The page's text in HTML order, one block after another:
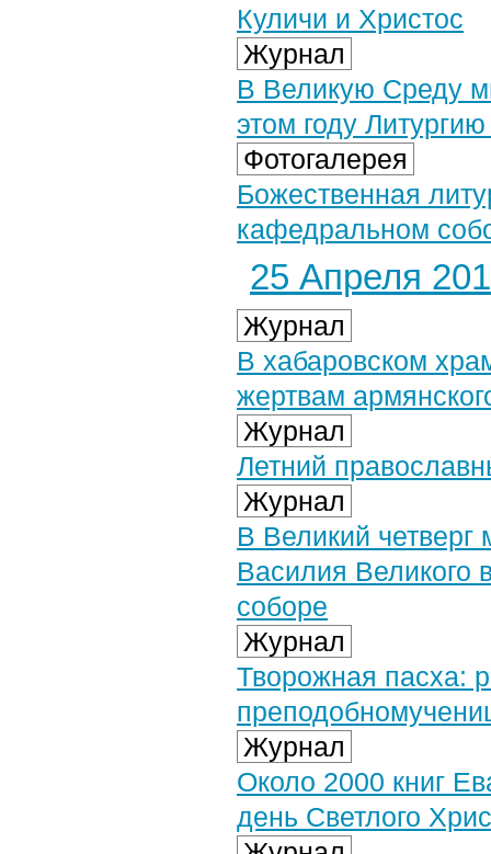
Куличи и Христос
Журнал
В Великую Среду
этом году
Фотогалерея
Божественная
кафедральном
25 Апреля
Журнал
В хабаровском
жертвам
Журнал
Летний
Журнал
В Великий
Василия
соборе
Журнал
Творожная пасха:
Журнал
Около 2000 книг
день Светлого